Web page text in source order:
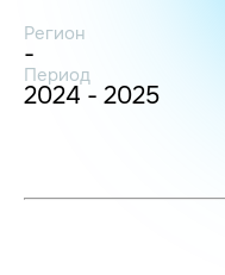
Регион
-
Период
2024 - 2025